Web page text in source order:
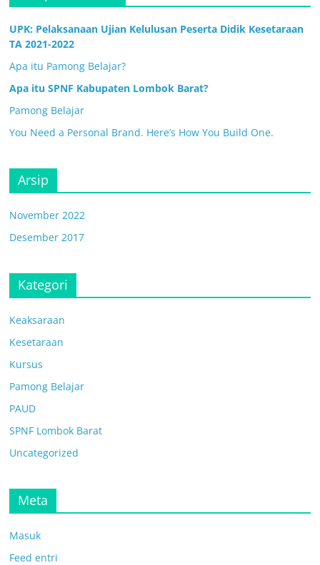
UPK: Pelaksanaan Ujian Kelulusan Peserta Didik Kesetaraan
TA 2021-2022
Apa itu Pamong Belajar?
Apa itu SPNF Kabupaten Lombok Barat?
Pamong Belajar
You Need a Personal Brand. Here’s How You Build One.
Arsip
November 2022
Desember 2017
Kategori
Keaksaraan
Kesetaraan
Kursus
Pamong Belajar
PAUD
SPNF Lombok Barat
Uncategorized
Meta
Masuk
Feed entri